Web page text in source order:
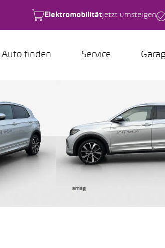
Elektromobilitätjetzt umsteigen
Auto finden Service